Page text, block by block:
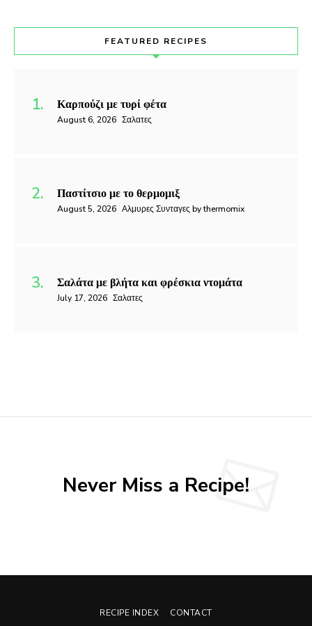
FEATURED RECIPES
Καρπούζι με τυρί φέτα
August 6, 2026 Σαλατες
Παστίτσιο με το θερμομιξ
August 5, 2026 Αλμυρες Συνταγες by thermomix
Σαλάτα με βλήτα και φρέσκια ντομάτα
July 17, 2026 Σαλατες
Never Miss a Recipe!
RECIPE INDEX CONTACT